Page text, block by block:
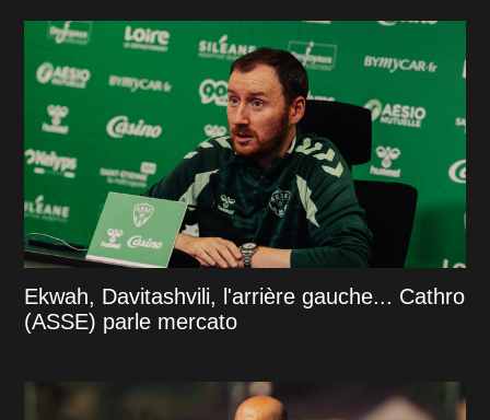
Ekwah, Davitashvili, l'arrière gauche... Cathro
(ASSE) parle mercato